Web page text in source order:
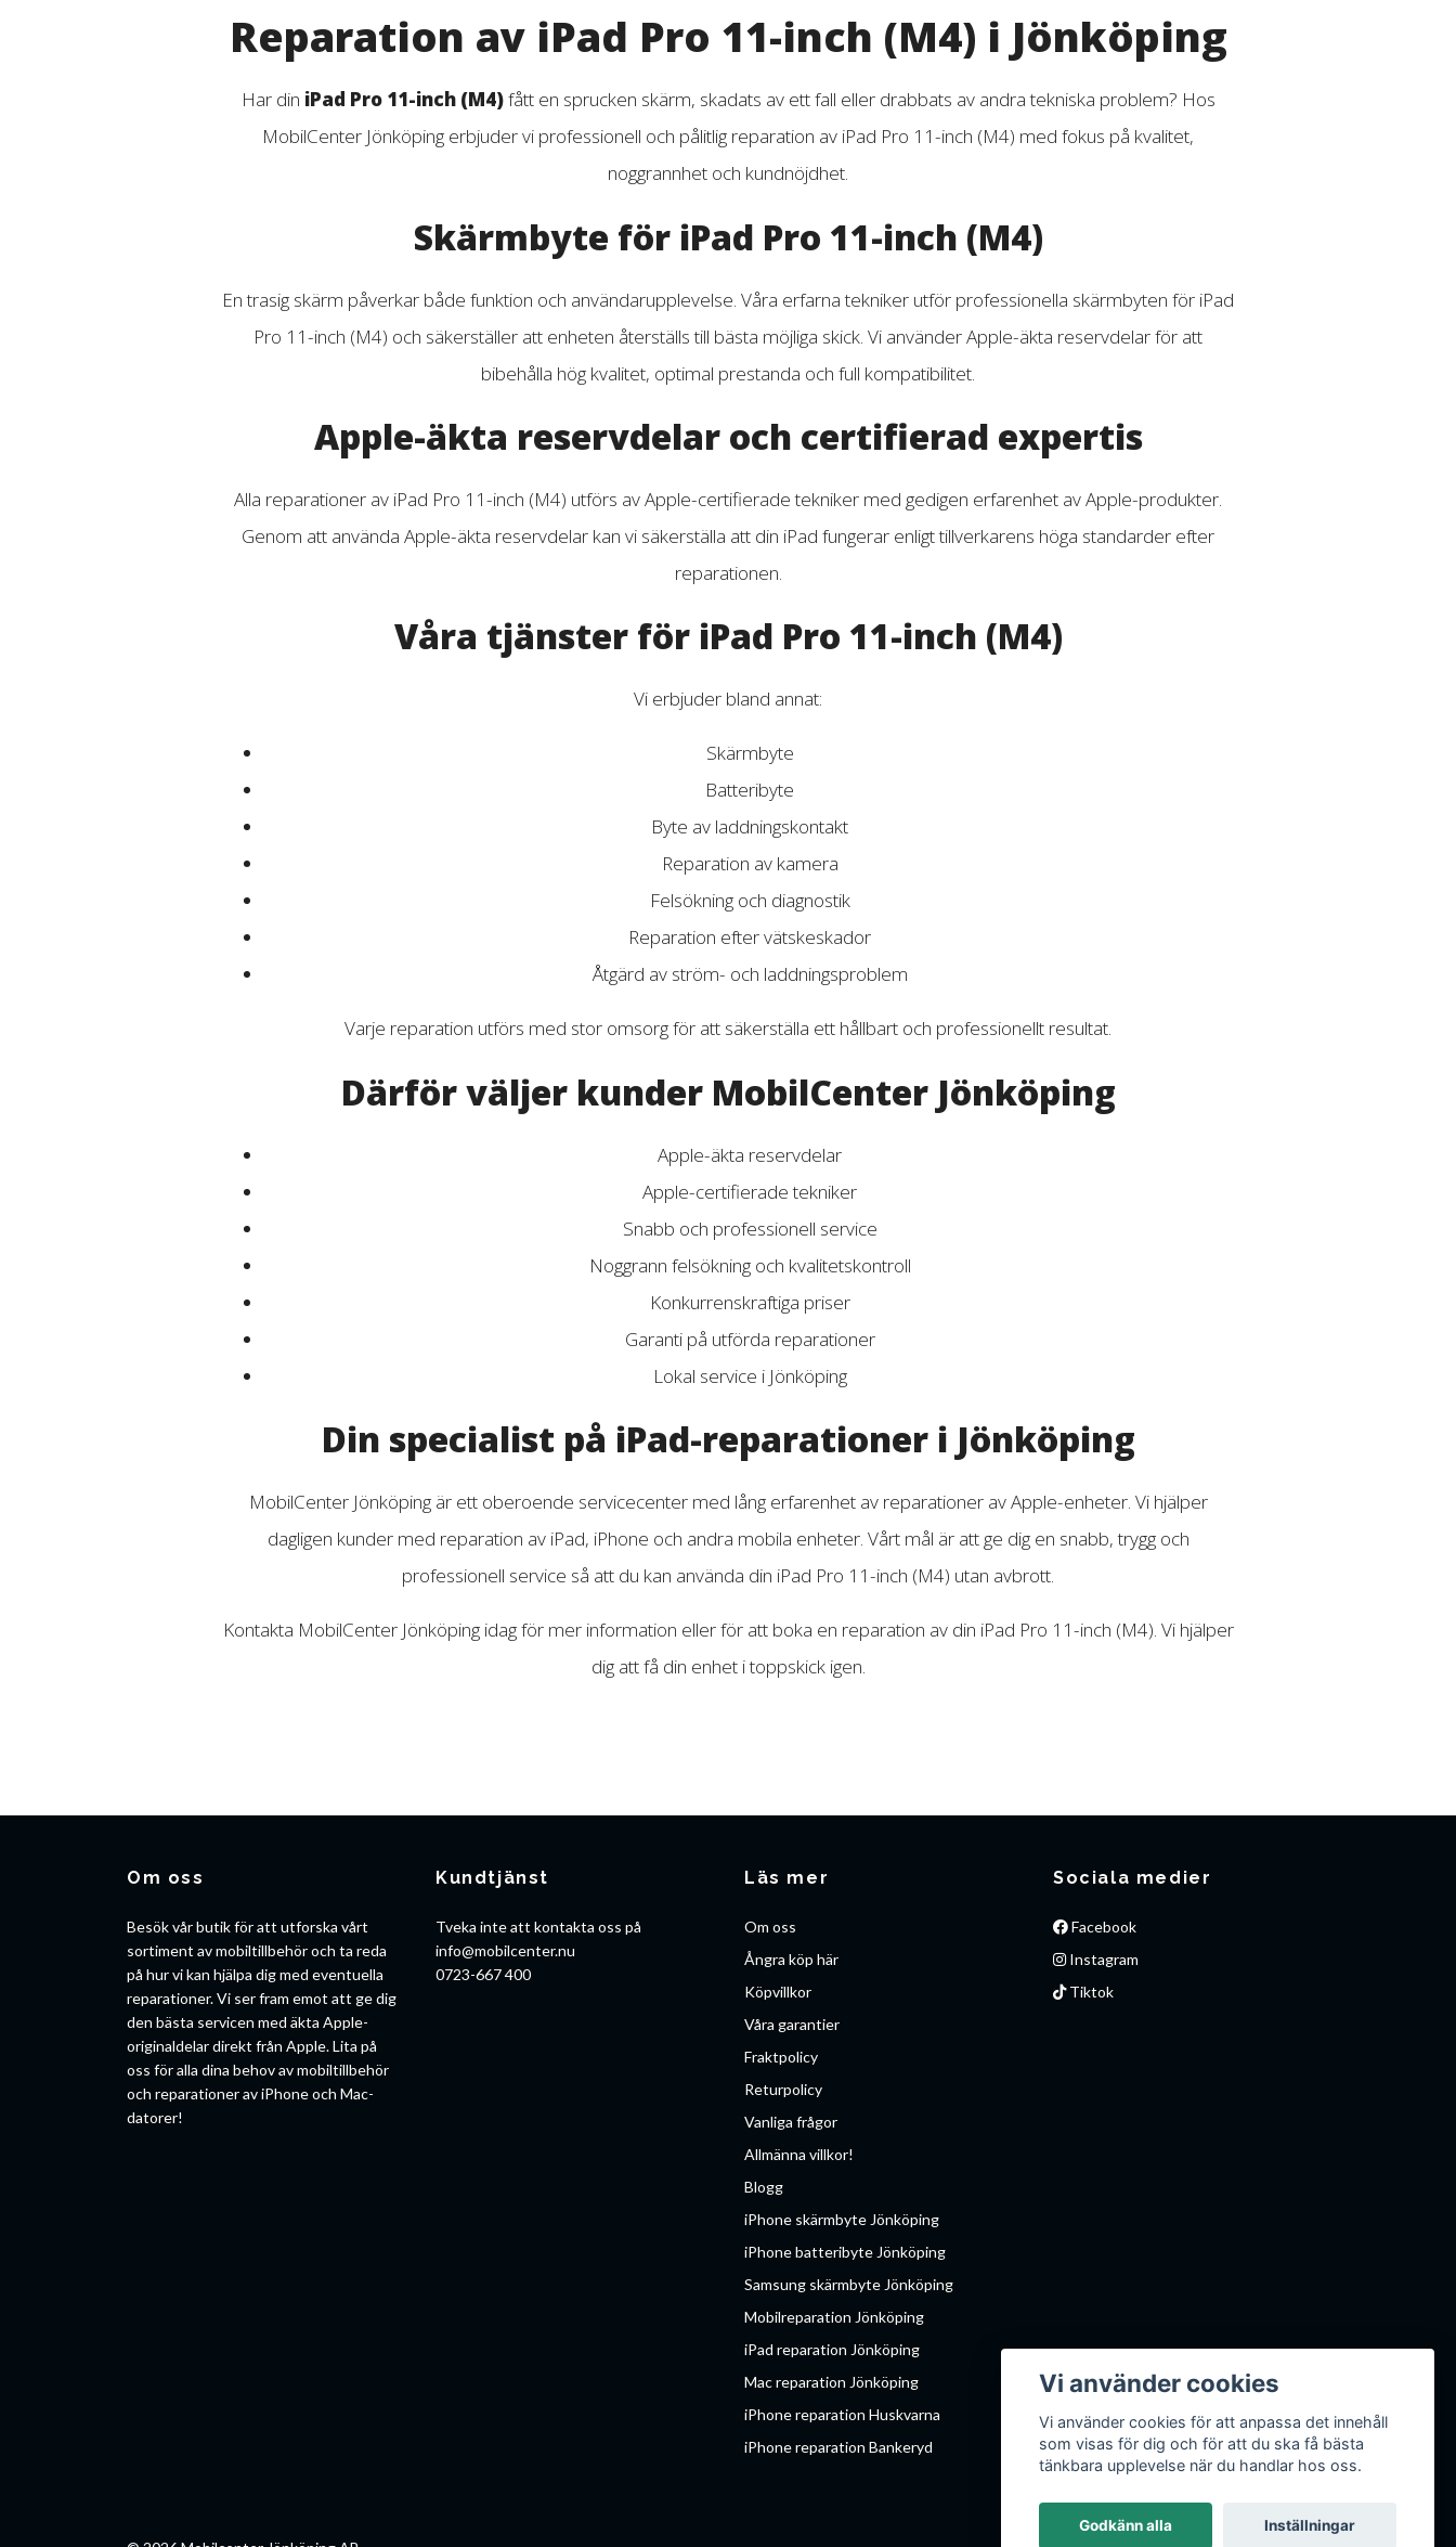
Reparation av iPad Pro 11-inch (M4) i Jönköping
Har din iPad Pro 11-inch (M4)fått en sprucken skärm, skadats av ett fall eller drabbats av andra tekniska problem? Hos
MobilCenter Jönköping erbjuder vi professionell och pålitlig reparation av iPad Pro 11-inch (M4) med fokus på kvalitet,
noggrannhet och kundnöjdhet.
Skärmbyte för iPad Pro 11-inch (M4)
En trasig skärm påverkar både funktion och användarupplevelse. Våra erfarna tekniker utför professionella skärmbyten för iPad
Pro 11-inch (M4) och säkerställer att enheten återställs till bästa möjliga skick. Vi använder Apple-äkta reservdelar för att
bibehålla hög kvalitet, optimal prestanda och full kompatibilitet.
Apple-äkta reservdelar och certifierad expertis
Alla reparationer av iPad Pro 11-inch (M4) utförs av Apple-certifierade tekniker med gedigen erfarenhet av Apple-produkter.
Genom att använda Apple-äkta reservdelar kan vi säkerställa att din iPad fungerar enligt tillverkarens höga standarder efter
reparationen.
Våra tjänster för iPad Pro 11-inch (M4)
Vi erbjuder bland annat:
Skärmbyte
Batteribyte
Byte av laddningskontakt
Reparation av kamera
Felsökning och diagnostik
Reparation efter vätskeskador
Åtgärd av ström- och laddningsproblem
Varje reparation utförs med stor omsorg för att säkerställa ett hållbart och professionellt resultat.
Därför väljer kunder MobilCenter Jönköping
Apple-äkta reservdelar
Apple-certifierade tekniker
Snabb och professionell service
Noggrann felsökning och kvalitetskontroll
Konkurrenskraftiga priser
Garanti på utförda reparationer
Lokal service i Jönköping
Din specialist på iPad-reparationer i Jönköping
MobilCenter Jönköping är ett oberoende servicecenter med lång erfarenhet av reparationer av Apple-enheter. Vi hjälper
dagligen kunder med reparation av iPad, iPhone och andra mobila enheter. Vårt mål är att ge dig en snabb, trygg och
professionell service så att du kan använda din iPad Pro 11-inch (M4) utan avbrott.
Kontakta MobilCenter Jönköping idag för mer information eller för att boka en reparation av din iPad Pro 11-inch (M4). Vi hjälper
dig att få din enhet i toppskick igen.
Om oss
Besök vår butik för att utforska vårt
sortiment av mobiltillbehör och ta reda
på hur vi kan hjälpa dig med eventuella
reparationer. Vi ser fram emot att ge dig
den bästa servicen med äkta Apple-
originaldelar direkt från Apple. Lita på
oss för alla dina behov av mobiltillbehör
och reparationer av iPhone och Mac-
datorer!
Kundtjänst
Tveka inte att kontakta oss på
info@mobilcenter.nu
0723-667 400
Läs mer
Om oss
Ångra köp här
Köpvillkor
Våra garantier
Fraktpolicy
Returpolicy
Vanliga frågor
Allmänna villkor!
Blogg
iPhone skärmbyte Jönköping
iPhone batteribyte Jönköping
Samsung skärmbyte Jönköping
Mobilreparation Jönköping
iPad reparation Jönköping
Mac reparation Jönköping
iPhone reparation Huskvarna
iPhone reparation Bankeryd
Sociala medier
Facebook
Instagram
Tiktok
Vi använder cookies
Vi använder cookies för att anpassa det innehåll
som visas för dig och för att du ska få bästa
tänkbara upplevelse när du handlar hos oss.
Godkänn alla Inställningar